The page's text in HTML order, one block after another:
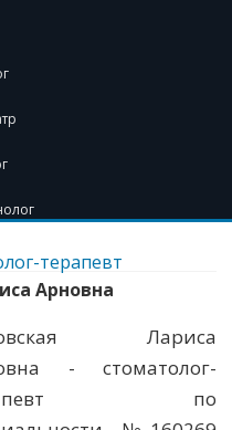
терапевт
Арновна
Лариса
- стоматолог-
по